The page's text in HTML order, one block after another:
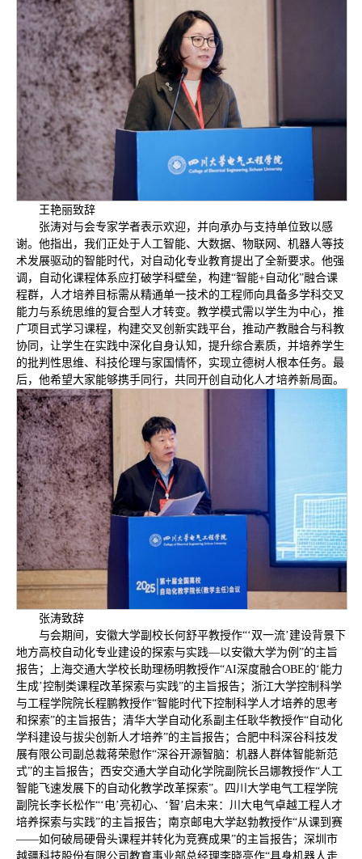
王艳丽致辞
张涛对与会专家学者表示欢迎，并向承办与支持单位致以感
谢。他指出，我们正处于人工智能、大数据、物联网、机器人等技
术发展驱动的智能时代，对自动化专业教育提出了全新要求。他强
调，自动化课程体系应打破学科壁垒，构建“智能+自动化”融合课
程群，人才培养目标需从精通单一技术的工程师向具备多学科交叉
能力与系统思维的复合型人才转变。教学模式需以学生为中心，推
广项目式学习课程，构建交叉创新实践平台，推动产教融合与科教
协同，让学生在实践中深化自身认知，提升综合素质，并培养学生
的批判性思维、科技伦理与家国情怀，实现立德树人根本任务。最
后，他希望大家能够携手同行，共同开创自动化人才培养新局面。
张涛致辞
与会期间，安徽大学副校长何舒平教授作“‘双一流’建设背景下
地方高校自动化专业建设的探索与实践—以安徽大学为例”的主旨
报告；上海交通大学校长助理杨明教授作“AI深度融合OBE的‘能力
生成’控制类课程改革探索与实践”的主旨报告；浙江大学控制科学
与工程学院院长程鹏教授作“智能时代下控制科学人才培养的思考
和探索”的主旨报告；清华大学自动化系副主任耿华教授作“自动化
学科建设与拔尖创新人才培养”的主旨报告；合肥中科深谷科技发
展有限公司副总裁蒋荣慰作“深谷开源智脑：机器人群体智能新范
式”的主旨报告；西安交通大学自动化学院副院长吕娜教授作“人工
智能飞速发展下的自动化教学改革探索”。四川大学电气工程学院
副院长李长松作“‘电’亮初心、‘智’启未来：川大电气卓越工程人才
培养探索与实践”的主旨报告；南京邮电大学赵勃教授作“从课到赛
——如何破局硬骨头课程并转化为竞赛成果”的主旨报告；深圳市
越疆科技股份有限公司教育事业部总经理李晓亮作“具身机器人走